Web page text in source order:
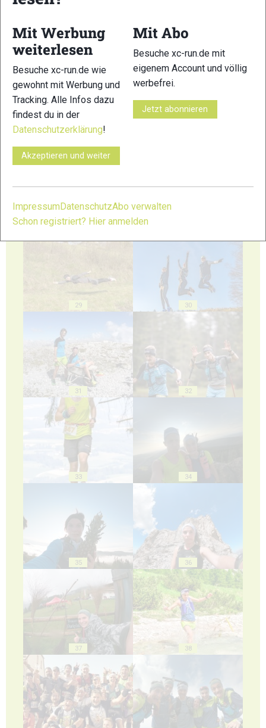
23
25
27
29 30
31 32
33 34
35 36
37 38
Mit Werbung
weiterlesen
Besuche xc-run.de wie
gewohnt mit Werbung und
Tracking. Alle Infos dazu
findest du in der
Datenschutzerklärung!
Akzeptieren und weiter
Mit Abo
Besuche xc-run.de mit
eigenem Account und völlig
werbefrei.
Jetzt abonnieren
ImpressumDatenschutzAbo verwalten
Schon registriert? Hier anmelden